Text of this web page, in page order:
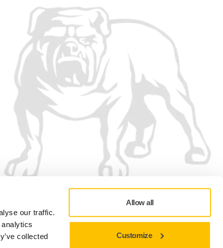
our traffic.
collected
Allow all
Customize